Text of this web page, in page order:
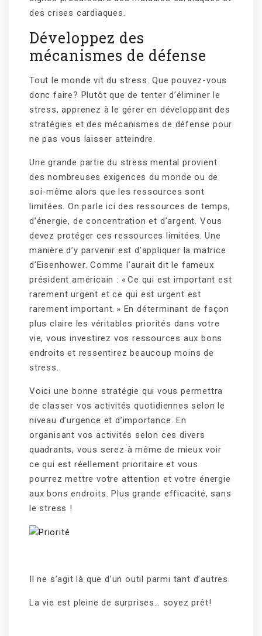
des crises cardiaques.
Développez des
mécanismes de défense
Tout le monde vit du stress. Que pouvez-vous
donc faire? Plutôt que de tenter d’éliminer le
stress, apprenez à le gérer en développant des
stratégies et des mécanismes de défense pour
ne pas vous laisser atteindre.
Une grande partie du stress mental provient
des nombreuses exigences du monde ou de
soi-même alors que les ressources sont
limitées. On parle ici des ressources de temps,
d’énergie, de concentration et d’argent. Vous
devez protéger ces ressources limitées. Une
manière d’y parvenir est d’appliquer la matrice
d’Eisenhower. Comme l’aurait dit le fameux
président américain : « Ce qui est important est
rarement urgent et ce qui est urgent est
rarement important. » En déterminant de façon
plus claire les véritables priorités dans votre
vie, vous investirez vos ressources aux bons
endroits et ressentirez beaucoup moins de
stress.
Voici une bonne stratégie qui vous permettra
de classer vos activités quotidiennes selon le
niveau d’urgence et d’importance. En
organisant vos activités selon ces divers
quadrants, vous serez à même de mieux voir
ce qui est réellement prioritaire et vous
pourrez mettre votre attention et votre énergie
aux bons endroits. Plus grande efficacité, sans
le stress !
Il ne s’agit là que d’un outil parmi tant d’autres.
La vie est pleine de surprises… soyez prêt!